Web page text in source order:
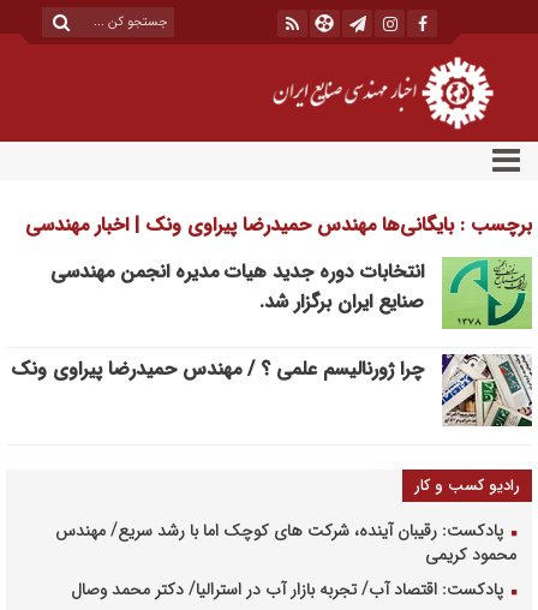
برچسب : بایگانی‌ها مهندس حمیدرضا پیراوی ونک | اخبار مهندسی
صنایع ایران
انتخابات دوره جدید هیات مدیره انجمن مهندسی
صنایع ایران برگزار شد.
چرا ژورنالیسم علمی ؟ / مهندس حمیدرضا پیراوی ونک
رادیو کسب و کار
پادکست: رقیبان آینده، شرکت های کوچک اما با رشد سریع/ مهندس
محمود کریمی
پادکست: اقتصاد آب/ تجربه بازار آب در استرالیا/ دکتر محمد وصال